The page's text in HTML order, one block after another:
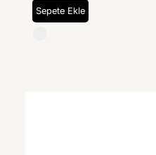
Sepete Ekle